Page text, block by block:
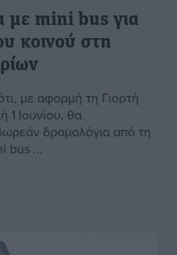
με mini bus για
κοινού στη
με αφορμή τη Γιορτή
1 Ιουνίου, θα
δρομολόγια από τη
bus ...